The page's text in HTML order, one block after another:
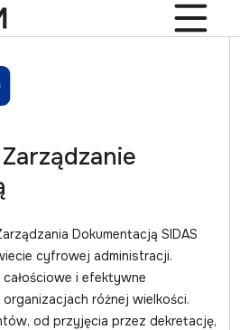
Dokumentacją SIDAS
cyfrowej administracji.
i efektywne
różnej wielkości.
od przyjęcia przez dekretację,